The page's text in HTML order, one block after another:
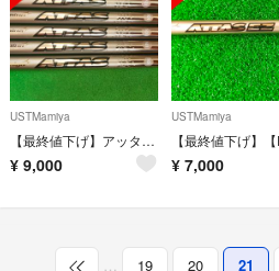
USTMamiya
【最終値下げ】アッタス アイアン 10S 5本セット
¥ 9,000
USTMamiya
¥ 7,000
… 19 20 21